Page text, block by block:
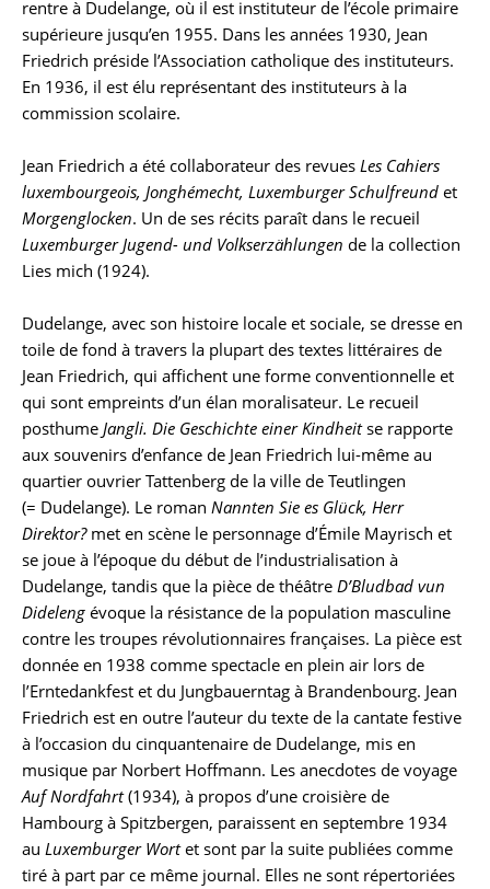
rentre à Dudelange, où il est instituteur de l’école primaire
supérieure jusqu’en 1955. Dans les années 1930, Jean
Friedrich préside l’Association catholique des instituteurs.
En 1936, il est élu représentant des instituteurs à la
commission scolaire.
Jean Friedrich a été collaborateur des revues Les Cahiers
luxembourgeois, Jonghémecht, Luxemburger Schulfreund et
Morgenglocken. Un de ses récits paraît dans le recueil
Luxemburger Jugend- und Volkserzählungen de la collection
Lies mich (1924).
Dudelange, avec son histoire locale et sociale, se dresse en
toile de fond à travers la plupart des textes littéraires de
Jean Friedrich, qui affichent une forme conventionnelle et
qui sont empreints d’un élan moralisateur. Le recueil
posthume Jangli. Die Geschichte einer Kindheitse rapporte
aux souvenirs d’enfance de Jean Friedrich lui-même au
quartier ouvrier Tattenberg de la ville de Teutlingen
(= Dudelange). Le roman Nannten Sie es Glück, Herr
Direktor?met en scène le personnage d’Émile Mayrisch et
se joue à l’époque du début de l’industrialisation à
Dudelange, tandis que la pièce de théâtre D’Bludbad vun
Dideleng évoque la résistance de la population masculine
contre les troupes révolutionnaires françaises. La pièce est
donnée en 1938 comme spectacle en plein air lors de
l’Erntedankfest et du Jungbauerntag à Brandenbourg. Jean
Friedrich est en outre l’auteur du texte de la cantate festive
à l’occasion du cinquantenaire de Dudelange, mis en
musique par Norbert Hoffmann. Les anecdotes de voyage
Auf Nordfahrt(1934), à propos d’une croisière de
Hambourg à Spitzbergen, paraissent en septembre 1934
au Luxemburger Wortet sont par la suite publiées comme
tiré à part par ce même journal. Elles ne sont répertoriées